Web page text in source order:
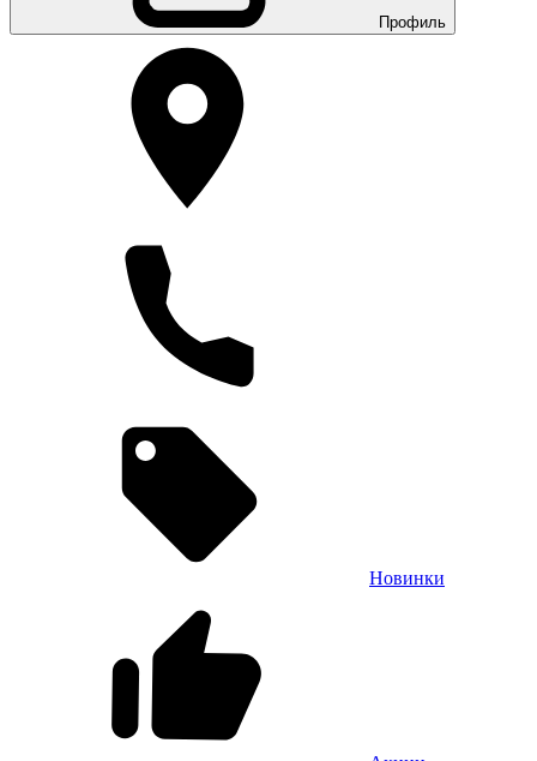
Профиль
Новинки